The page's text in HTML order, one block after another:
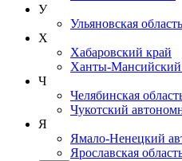
У
Ульяновская область
Х
Хабаровский край
Ханты-
Ч
Челябинская
Чукотский
Я
Ямало-Ненецкий
Ярославская